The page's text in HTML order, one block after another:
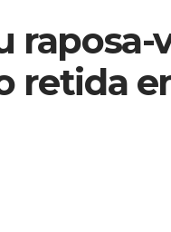
retida